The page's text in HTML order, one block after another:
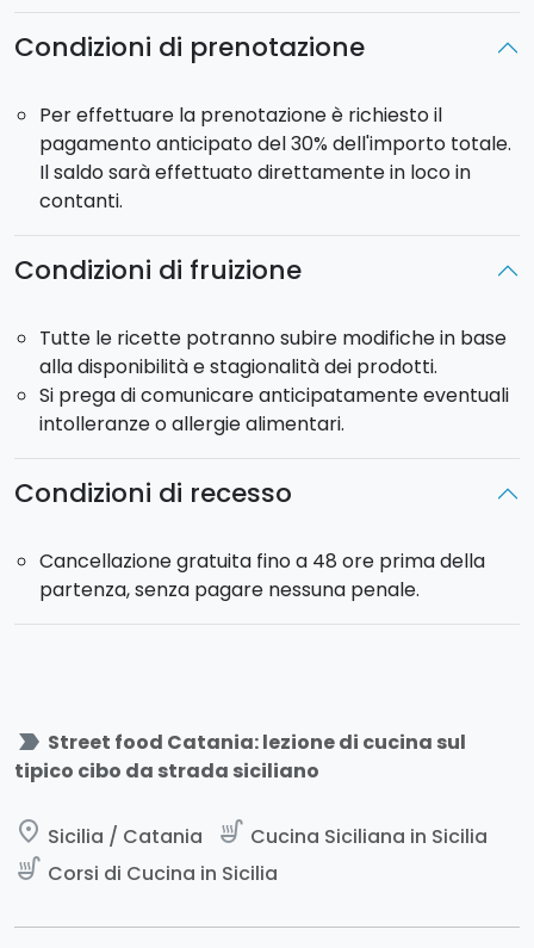
Condizioni di prenotazione
Per effettuare la prenotazione è richiesto il
pagamento anticipato del 30% dell'importo totale.
Il saldo sarà effettuato direttamente in loco in
contanti.
Condizioni di fruizione
Tutte le ricette potranno subire modifiche in base
alla disponibilità e stagionalità dei prodotti.
Si prega di comunicare anticipatamente eventuali
intolleranze o allergie alimentari.
Condizioni di recesso
Cancellazione gratuita fino a 48 ore prima della
partenza, senza pagare nessuna penale.
label_important Street food Catania: lezione di cucina sul
tipico cibo da strada siciliano
place Sicilia / Catania soup_kitchen Cucina Siciliana in Sicilia
soup_kitchen Corsi di Cucina in Sicilia